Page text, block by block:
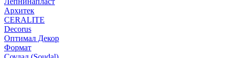
Архитек
CERALITE
Decorus
Оптимал Декор
Формат